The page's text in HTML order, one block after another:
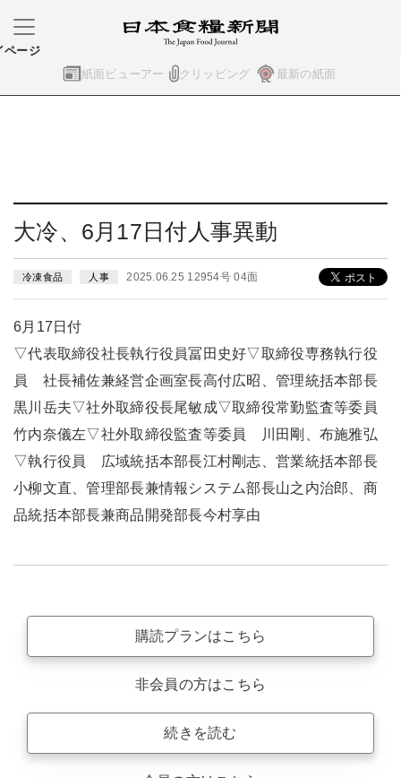
紙面ビューアー クリッピング 最新の紙面
ページ
大冷、6月17日付人事異動
冷凍食品 人事 2025.06.25 12954号 04面
6月17日付
▽代表取締役社長執行役員冨田史好▽取締役専務執行役
員 社長補佐兼経営企画室長高付広昭、管理統括本部長
黒川岳夫▽社外取締役長尾敏成▽取締役常勤監査等委員
竹内奈儀左▽社外取締役監査等委員 川田剛、布施雅弘
▽執行役員 広域統括本部長江村剛志、営業統括本部長
小柳文直、管理部長兼情報システム部長山之内治郎、商
品統括本部長兼商品開発部長今村享由
購読プランはこちら
非会員の方はこちら
続きを読む